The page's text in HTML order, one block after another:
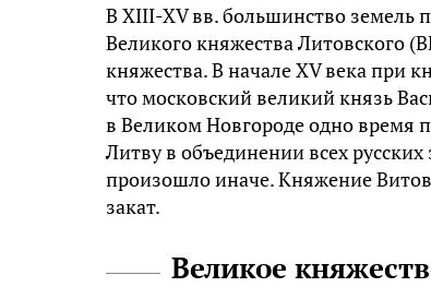
В XIII-XV вв. большинство земель
Великого княжества Литовского
княжества. В начале XV века при
что московский великий князь
в Великом Новгороде одно время
Литву в объединении всех
произошло иначе. Княжение
закат.
Великое